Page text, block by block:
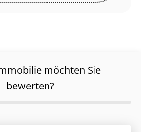
möchten Sie
bewerten?